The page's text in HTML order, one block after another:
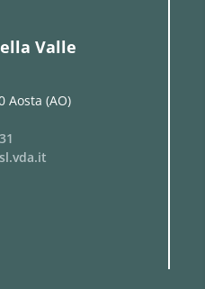
Valle
Aosta (AO)